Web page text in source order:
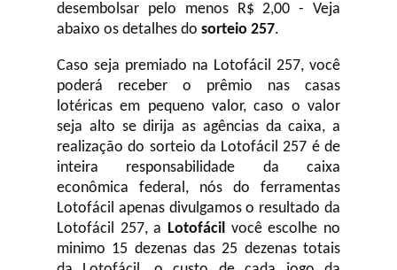
desembolsar pelo menos R$ 2,00 - Veja
abaixo os detalhes do sorteio 257.
Caso seja premiado na Lotofácil 257, você
poderá receber o prêmio nas casas
lotéricas em pequeno valor, caso o valor
seja alto se dirija as agências da caixa, a
realização do sorteio da Lotofácil 257 é de
inteira responsabilidade da caixa
econômica federal, nós do ferramentas
Lotofácil apenas divulgamos o resultado da
Lotofácil 257, a Lotofácil você escolhe no
minimo 15 dezenas das 25 dezenas totais